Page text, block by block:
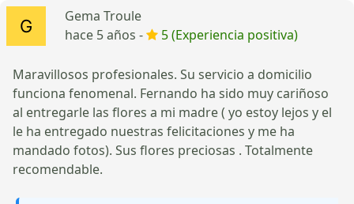
Gema Troule
hace 5 años -
5 (Experiencia positiva)
Maravillosos profesionales. Su servicio a domicilio
funciona fenomenal. Fernando ha sido muy cariñoso
al entregarle las flores a mi madre ( yo estoy lejos y el
le ha entregado nuestras felicitaciones y me ha
mandado fotos). Sus flores preciosas . Totalmente
recomendable.